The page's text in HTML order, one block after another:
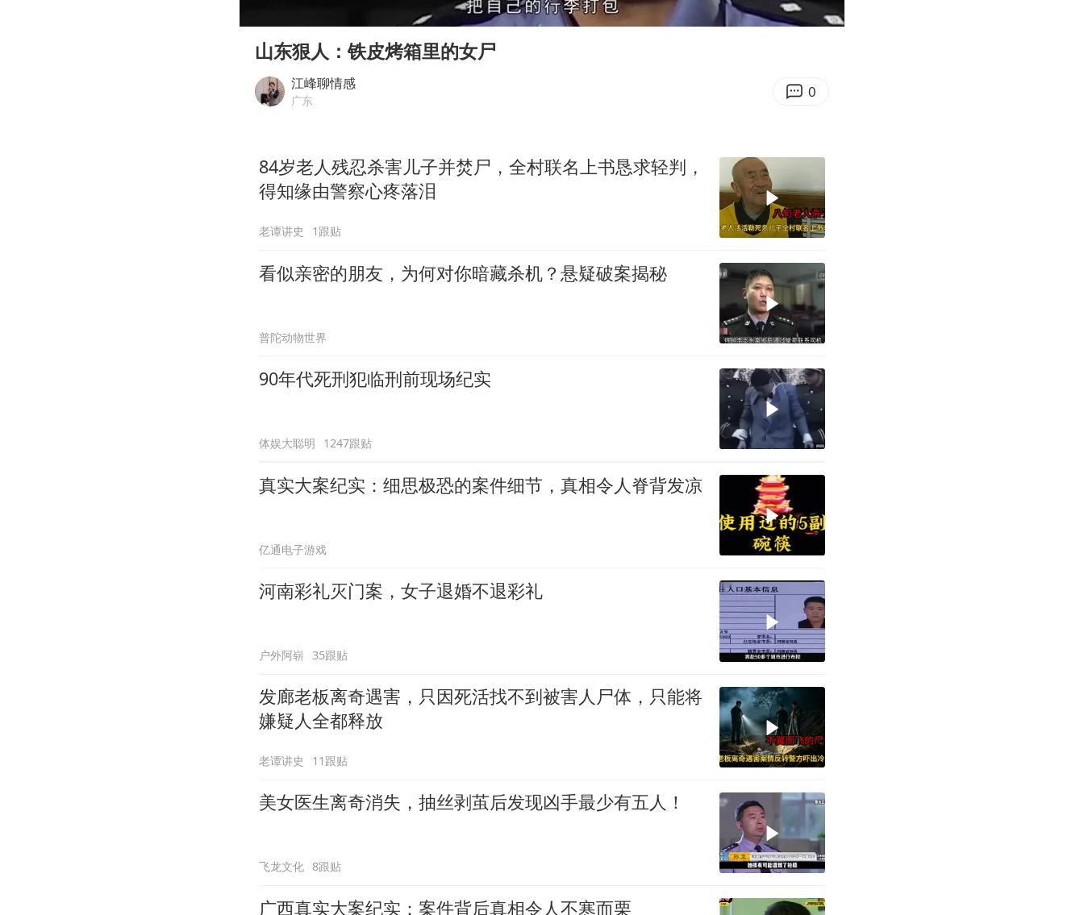
向鹏0-3不敌张本智和
四川宜宾地震网友称睡觉被摇醒
东方之约 相约未来
10:00
Enter
山东狠人：铁皮烤箱里的女尸
江峰聊情感
广东 0
84岁老人残忍杀害儿子并焚尸，全村联名上书恳求轻判，
得知缘由警察心疼落泪
老谭讲史 1跟贴
看似亲密的朋友，为何对你暗藏杀机？悬疑破案揭秘
普陀动物世界
90年代死刑犯临刑前现场纪实
体娱大聪明 1247跟贴
真实大案纪实：细思极恐的案件细节，真相令人脊背发凉
亿通电子游戏
河南彩礼灭门案，女子退婚不退彩礼
户外阿崭 35跟贴
发廊老板离奇遇害，只因死活找不到被害人尸体，只能将
嫌疑人全都释放
老谭讲史 11跟贴
美女医生离奇消失，抽丝剥茧后发现凶手最少有五人！
飞龙文化 8跟贴
广西真实大案纪实：案件背后真相令人不寒而栗